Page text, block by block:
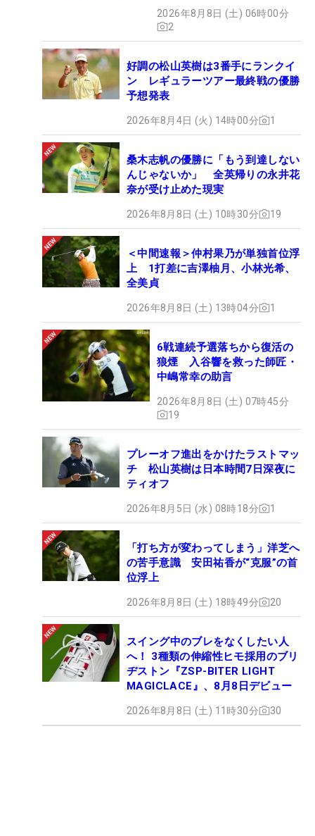
2026年8月8日 (土) 06時00分
2
好調の松山英樹は3番手にランクイ
ン レギュラーツアー最終戦の優勝
予想発表
2026年8月4日 (火) 14時00分 1
桑木志帆の優勝に「もう到達しない
んじゃないか」 全英帰りの永井花
奈が受け止めた現実
2026年8月8日 (土) 10時30分 19
＜中間速報＞仲村果乃が単独首位浮
上 1打差に吉澤柚月、小林光希、
全美貞
2026年8月8日 (土) 13時04分 1
6戦連続予選落ちから復活の
狼煙 入谷響を救った師匠・
中嶋常幸の助言
2026年8月8日 (土) 07時45分
19
プレーオフ進出をかけたラストマッ
チ 松山英樹は日本時間7日深夜に
ティオフ
2026年8月5日 (水) 08時18分 1
「打ち方が変わってしまう」洋芝へ
の苦手意識 安田祐香が“克服”の首
位浮上
2026年8月8日 (土) 18時49分 20
スイング中のブレをなくしたい人
へ！ 3種類の伸縮性ヒモ採用のブリ
ヂストン『ZSP-BITER LIGHT
MAGICLACE』、8月8日デビュー
2026年8月8日 (土) 11時30分 30